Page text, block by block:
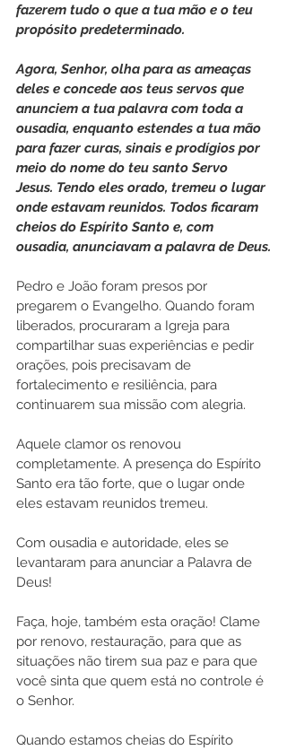
fazerem tudo o que a tua mão e o teu
propósito predeterminado.
Agora, Senhor, olha para as ameaças
deles e concede aos teus servos que
anunciem a tua palavra com toda a
ousadia, enquanto estendes a tua mão
para fazer curas, sinais e prodígios por
meio do nome do teu santo Servo
Jesus. Tendo eles orado, tremeu o lugar
onde estavam reunidos. Todos ficaram
cheios do Espírito Santo e, com
ousadia, anunciavam a palavra de Deus.
Pedro e João foram presos por
pregarem o Evangelho. Quando foram
liberados, procuraram a Igreja para
compartilhar suas experiências e pedir
orações, pois precisavam de
fortalecimento e resiliência, para
continuarem sua missão com alegria.
Aquele clamor os renovou
completamente. A presença do Espírito
Santo era tão forte, que o lugar onde
eles estavam reunidos tremeu.
Com ousadia e autoridade, eles se
levantaram para anunciar a Palavra de
Deus!
Faça, hoje, também esta oração! Clame
por renovo, restauração, para que as
situações não tirem sua paz e para que
você sinta que quem está no controle é
o Senhor.
Quando estamos cheias do Espírito